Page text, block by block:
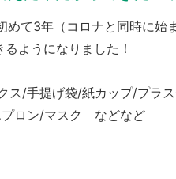
て3年（コロナと同時に始
ようになりました！
ス/手提げ袋/紙カップ/プラ
ロン/マスク などなど